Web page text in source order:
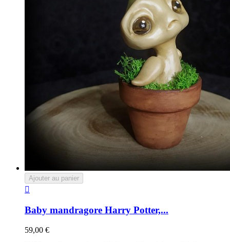
Ajouter au panier

Baby mandragore Harry Potter,...
59,00 €